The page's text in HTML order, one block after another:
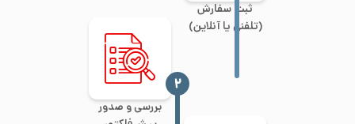
ثبت سفارش
(تلفنی یا آنلاین)
بررسی و صدور
‍۲